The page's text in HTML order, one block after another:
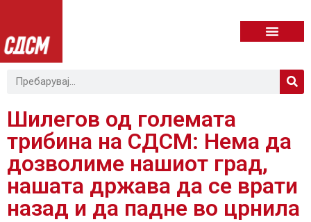
Шилегов од големата
трибина на СДСМ: Нема да
дозволиме нашиот град,
нашата држава да се врати
назад и да падне во црнила